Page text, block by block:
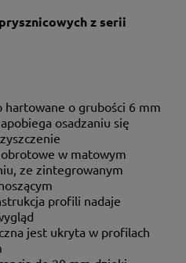
z serii
hartowane o grubości 6 mm
osadzaniu się
w matowym
ze zintegrowanym
profili nadaje
jest ukryta w profilach